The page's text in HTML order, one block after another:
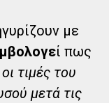
με
ί πως
τιμές του
μετά τις